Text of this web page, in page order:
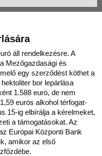
áll rendelkezésre. A
Mezőgazdasági és
egy szerződést köthet a
bor lepárlása
1.588 euró, de nem
eurós alkohol térfogat-
15-ig elbírálja a kérelmeket,
a támogatásokat. Az
Európai Központi Bank
amikor az első